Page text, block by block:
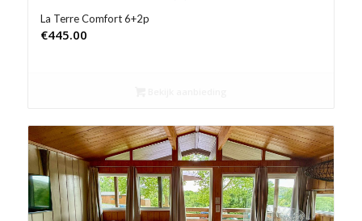
La Terre Comfort 6+2p
€445.00